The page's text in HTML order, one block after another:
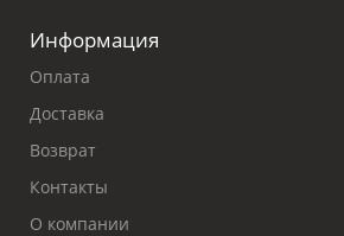
Информация
Оплата
Доставка
Возврат
Контакты
О компании